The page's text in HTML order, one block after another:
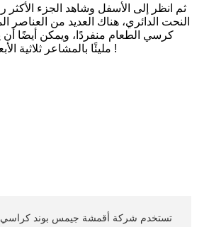
ثم انظر إلى الأسفل وشاهد الجزء
النحت الدائري، هناك العديد من العناصر
كرسي الطعام منفردًا، ويمكن أيضًا
مليئًا بالمشاعر ثلاثية الأبعاد والشعور الجمالي !